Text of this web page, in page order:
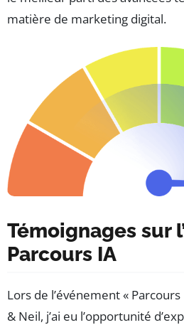
matière de marketing digital.
Témoignages sur
Parcours IA
Lors de l’événement «
& Neil, j’ai eu l’opportunité